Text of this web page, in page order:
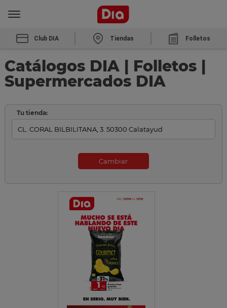
Club DIA Tiendas Folletos
Catálogos DIA | Folletos |
Supermercados DIA
Tu tienda:
Cambiar